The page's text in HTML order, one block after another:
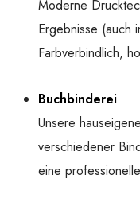
Moderne
Ergebnisse (auch
Farbverbindlich,
Buchbinderei
Unsere
verschiedener
eine